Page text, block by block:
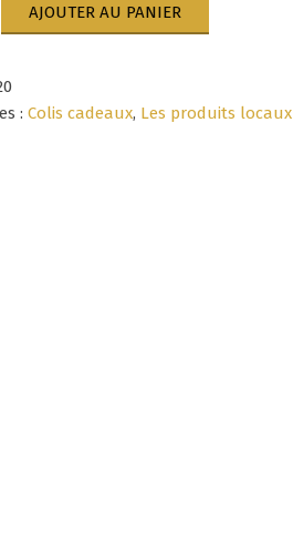
AJOUTER AU PANIER
:Colis cadeaux, Les produits locaux